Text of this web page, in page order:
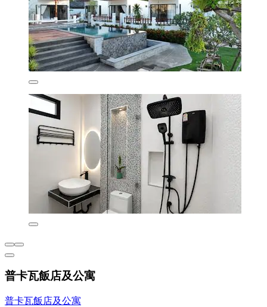
普卡瓦飯店及公寓
普卡瓦飯店及公寓